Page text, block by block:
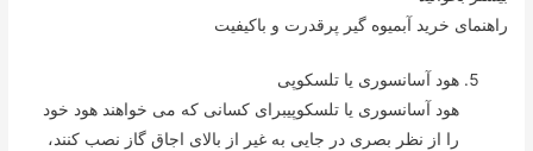
راهنمای خرید آبمیوه گیر پرقدرت و باکیفیت
هود آسانسوری یا تلسکوپی
هود آسانسوری یا تلسکوپیبرای کسانی که می خواهند هود خود
را از نظر بصری در جایی به غیر از بالای اجاق گاز نصب کنند،